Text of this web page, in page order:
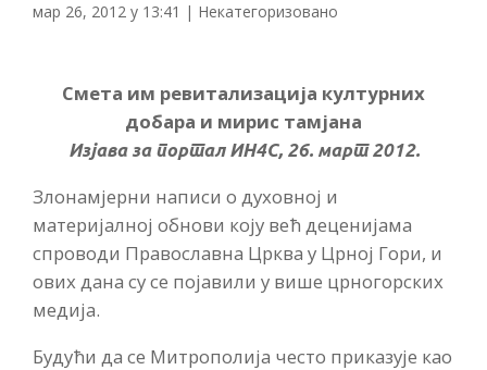
мар 26, 2012 у 13:41 | Некатегоризовано
Смета им ревитализација културних
добара и мирис тамјана
Изјава за портал ИН4С, 26. март 2012.
Злонамјерни написи о духовној и
материјалној обнови коју већ деценијама
спроводи Православна Црква у Црној Гори, и
ових дана су се појавили у више црногорских
медија.
Будући да се Митрополија често приказује као